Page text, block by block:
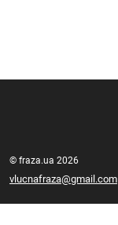
© fraza.ua 2026
vlucnafraza@gmail.com